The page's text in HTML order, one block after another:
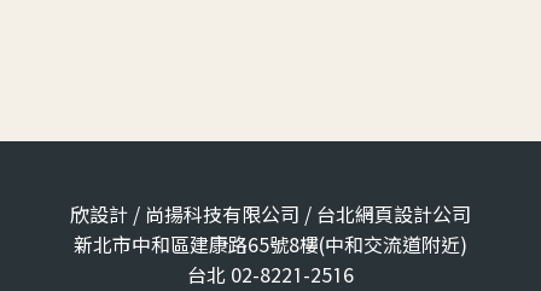
欣設計 / 尚揚科技有限公司 / 台北網頁設計公司
新北市中和區建康路65號8樓(中和交流道附近)
台北 02-8221-2516